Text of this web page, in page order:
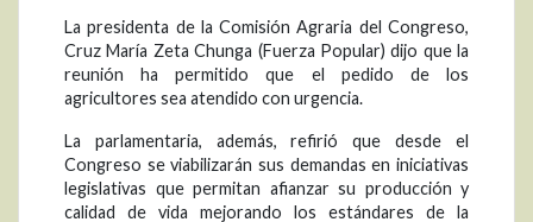
La presidenta de la Comisión Agraria del Congreso,
Cruz María Zeta Chunga (Fuerza Popular) dijo que la
reunión ha permitido que el pedido de los
agricultores sea atendido con urgencia.
La parlamentaria, además, refirió que desde el
Congreso se viabilizarán sus demandas en iniciativas
legislativas que permitan afianzar su producción y
calidad de vida mejorando los estándares de la